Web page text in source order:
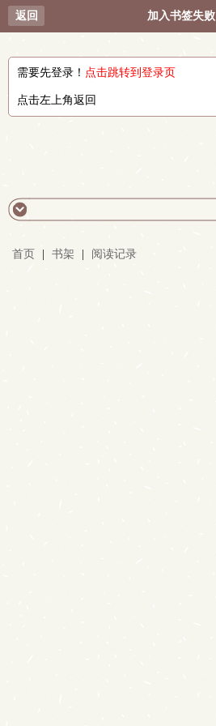
返回 加入书签失败
需要先登录！ 点击跳转到登录页
点击左上角返回
首页 书架 阅读记录